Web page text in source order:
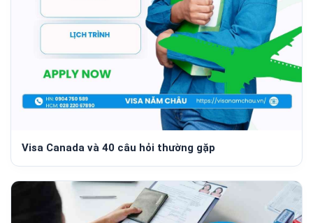
Visa Canada và 40 câu hỏi thường gặp